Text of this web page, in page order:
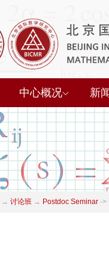
中心概况 新
→ 讨论班 → Postdoc Seminar ->